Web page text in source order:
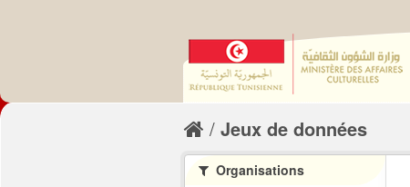
Jeux de données
Organisations